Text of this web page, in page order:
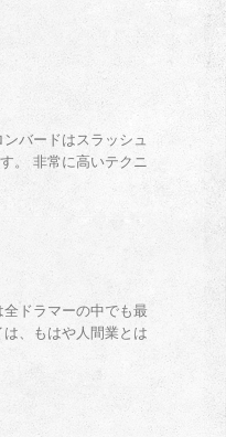
バードはスラッシュ
。 非常に高いテクニ
ドラマーの中でも最
、もはや人間業とは